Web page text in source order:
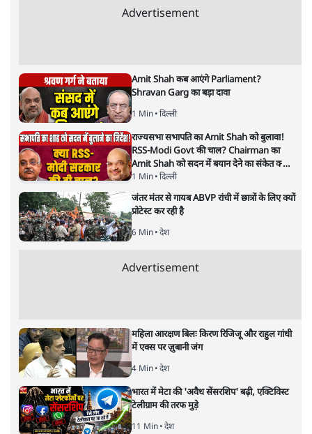
नेताजी के प्रति क्यों उमड़ रहा बीजेपी
का प्रेम?
पश्चिम बंगाल| प्रमोद मल्लिक| 29 MAR, 2025
प्रमोद मल्लिक
अपनाने और उनकी विरासत पर कब्जा करने की कोशिश की है। पर
सवाल यह है कि क्या नेताजी के सिद्धांत बीजेपी के उग्र हिन्दुत्व में
कहीं फिट बैठते हैं? सवाल यह भी है कि क्या बीजेपी सावरकर और
श्यामा प्रसाद मुखर्जी के कृत्यों के लिए बंगाल और देश से माफ़ी
माँगेगी?